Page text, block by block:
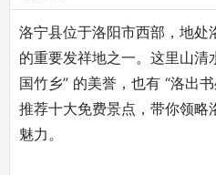
洛宁县位于洛阳市西部，地处
的重要发祥地之一。这里山清
国竹乡” 的美誉，也有 “洛出
推荐十大免费景点，带你领略
魅力。